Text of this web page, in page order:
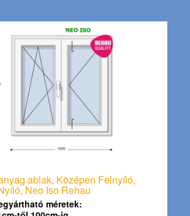
ablak, Középen Felnyíló,
Neo Iso Rehau
méretek: